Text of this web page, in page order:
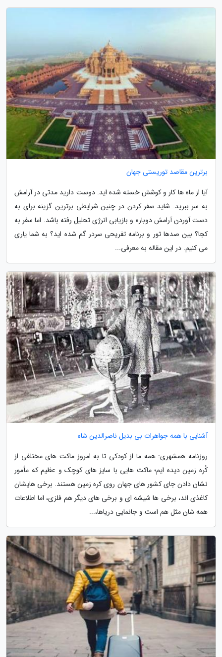
برترین مقاصد توریستی جهان
آیا از ماه ها کار و کوشش خسته شده اید. دوست دارید مدتی در آرامش
به سر ببرید. شاید سفر کردن در چنین شرایطی برترین گزینه برای به
دست آوردن آرامش دوباره و بازیابی انرژی تحلیل رفته باشد. اما سفر به
کجا؟ بین صدها تور و برنامه تفریحی سردر گم شده اید؟ به شما یاری
می کنیم. در این مقاله به معرفی...
آشنایی با همه جواهرات بی بدیل ناصرالدین شاه
روزنامه همشهری: همه ما از کودکی تا به امروز ماکت های مختلفی از
کُره زمین دیده ایم؛ ماکت هایی با سایز های کوچک و عظیم که مأمور
نشان دادن جای کشور های جهان روی کره زمین هستند. برخی هایشان
کاغذی اند، برخی ها شیشه ای و برخی های دیگر هم فلزی، اما اطلاعات
همه شان مثل هم است و جانمایی دریاها،...